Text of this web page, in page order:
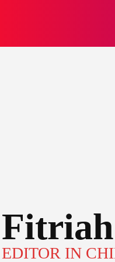
Fitriah
EDITOR IN